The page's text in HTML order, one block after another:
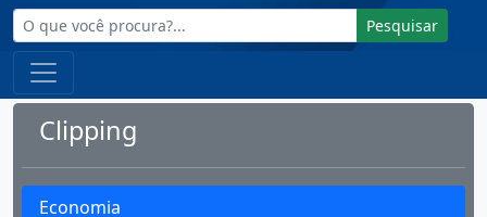
Pesquisar
Clipping
Economia